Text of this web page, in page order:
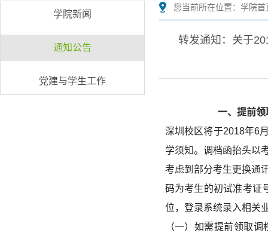
学院新闻
通知公告
党建与学生工作
您当前所在位置： 学院首
转发通知：关于
一、提前
深圳校区将于2018年6
学须知。调档函抬头以
考虑到部分考生更换通
码为考生的初试准考证
位，登录系统录入相关
（一）如需提前领取调